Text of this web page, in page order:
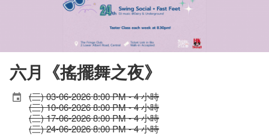
六月《搖擺舞之夜》
(三) 03-06-2026 8:00 PM - 4 小時
(三) 10-06-2026 8:00 PM - 4 小時
(三) 17-06-2026 8:00 PM - 4 小時
(三) 24-06-2026 8:00 PM - 4 小時